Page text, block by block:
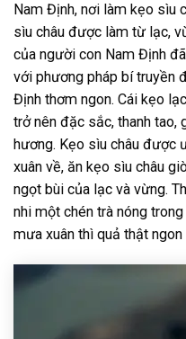
Nam Định, nơi làm kẹo sìu
sìu châu được làm từ lạc,
của người con Nam Định
với phương pháp bí truyền
Định thơm ngon. Cái kẹo
trở nên đặc sắc, thanh
hương. Kẹo sìu châu được
xuân về, ăn kẹo sìu châu
ngọt bùi của lạc và vừng.
nhi một chén trà nóng
mưa xuân thì quả thật